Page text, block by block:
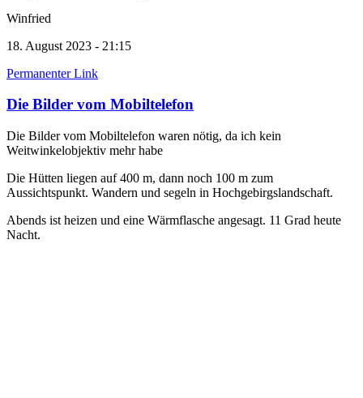
Winfried
18. August 2023 - 21:15
Permanenter Link
Die Bilder vom Mobiltelefon
Die Bilder vom Mobiltelefon waren nötig, da ich kein
Weitwinkelobjektiv mehr habe
Die Hütten liegen auf 400 m, dann noch 100 m zum
Aussichtspunkt. Wandern und segeln in Hochgebirgslandschaft.
Abends ist heizen und eine Wärmflasche angesagt. 11 Grad heute
Nacht.